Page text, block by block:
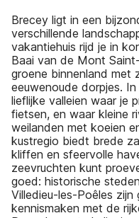
Brecey ligt in een
verschillende
vakantiehuis rijd je in
Baai van de Mont
groene binnenland met
eeuwenoude dorpjes.
lieflijke valleien waar je
fietsen, en waar kleine
weilanden met koeien
kustregio biedt brede
kliffen en sfeervolle
zeevruchten kunt
goed: historische
Villedieu-les-Poêles
kennismaken met de